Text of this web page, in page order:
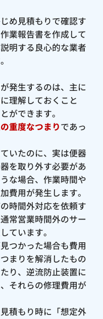
め見積もりで確認す
業報告書を作成して
明する良心的な業者
発生するのは、主に
理解しておくこと
ができます。
重度なつまりであっ
いたのに、実は便器
を取り外す必要があ
な場合、作業時間や
費用が発生します。
時間外対応を依頼す
常営業時間外のサー
ています。
つかった場合も費用
まりを解消したもの
り、逆流防止装置に
それらの修理費用が
積もり時に「想定外